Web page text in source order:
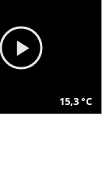
15,3 °C